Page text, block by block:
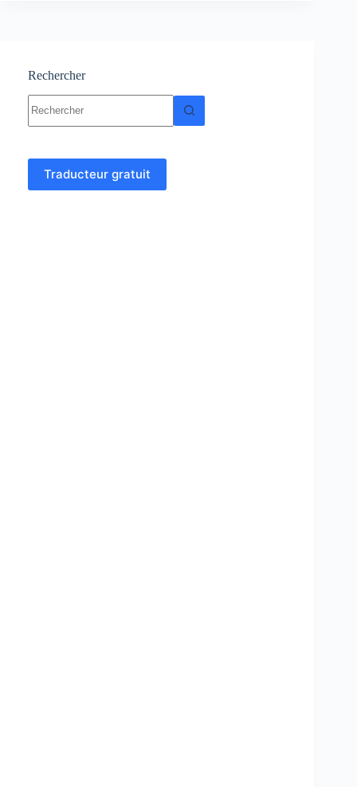
Rechercher
résultat
Traducteur gratuit